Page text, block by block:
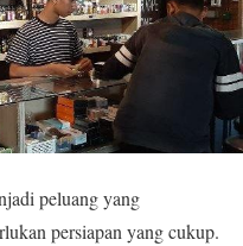
peluang yang
persiapan yang cukup.